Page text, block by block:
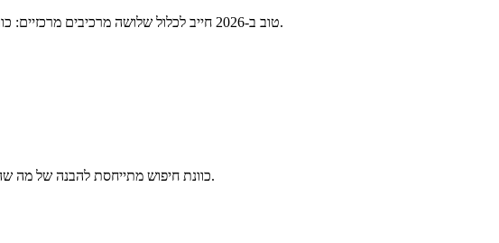
מאמר SEO טוב ב-2026 חייב לכלול שלושה מרכיבים מרכזיים: כוונת חיפוש, תוכן איכותי, ואופטימיזציה למנועי חיפוש. כל אחד מהמרכיבים הללו חיוני להצלחה של המאמר במנועי החיפוש.
כוונת חיפוש מתייחסת להבנה של מה שהמשתמש מחפש כאשר הוא מקליד שאילתא במנוע חיפוש. חשוב להבין את הכוונה הזו כדי לכתוב תוכן שמספק את התשובות הנכונות.